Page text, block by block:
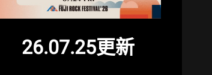
26.07.25更新